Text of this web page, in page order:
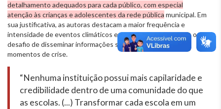
detalhamento adequados para cada público, com especial
atenção às crianças e adolescentes da rede pública municipal. Em
sua justificativa, as autoras destacam a maior frequência e
intensidade de eventos climáticos extremos na atualidade e o
desafio de disseminar informações seguras e oportunas nos
momentos de crise.
“Nenhuma instituição possui mais capilaridade e
credibilidade dentro de uma comunidade do que
as escolas. (...) Transformar cada escola em um